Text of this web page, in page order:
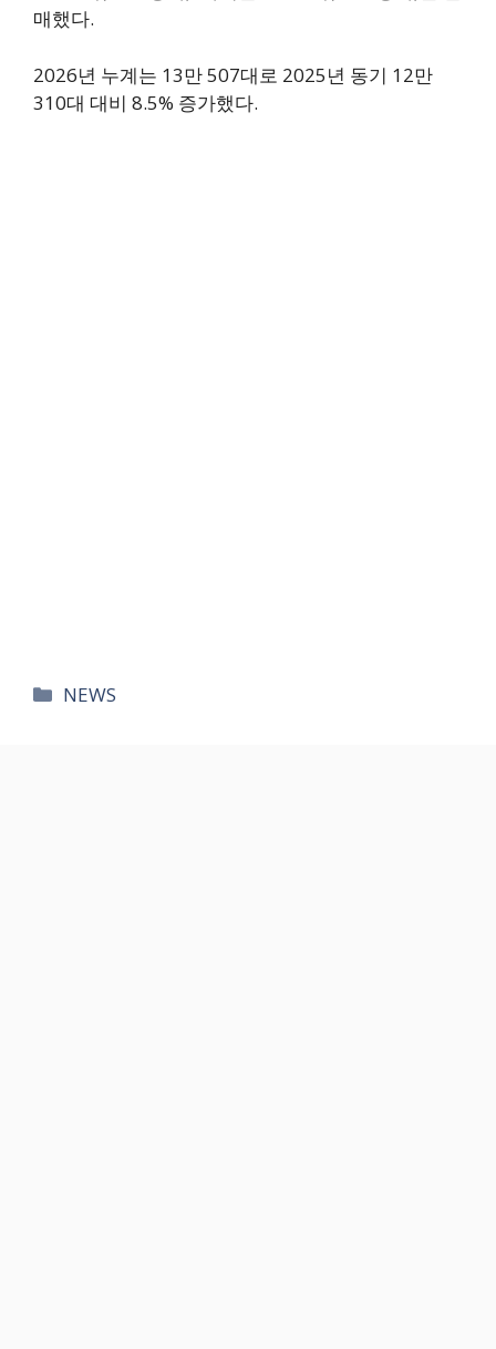
매했다.
2026년 누계는 13만 507대로 2025년 동기 12만
310대 대비 8.5% 증가했다.
카
NEWS